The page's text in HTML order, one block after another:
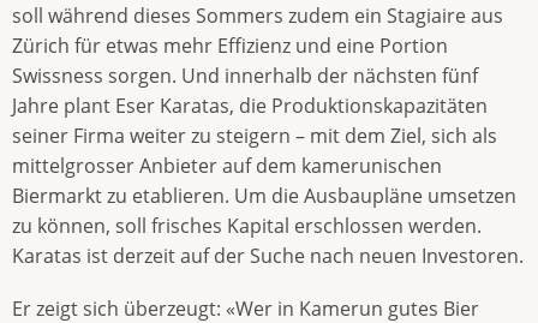
soll während dieses Sommers zudem ein Stagiaire aus
Zürich für etwas mehr Effizienz und eine Portion
Swissness sorgen. Und innerhalb der nächsten fünf
Jahre plant Eser Karatas, die Produktionskapazitäten
seiner Firma weiter zu steigern – mit dem Ziel, sich als
mittelgrosser Anbieter auf dem kamerunischen
Biermarkt zu etablieren. Um die Ausbaupläne umsetzen
zu können, soll frisches Kapital erschlossen werden.
Karatas ist derzeit auf der Suche nach neuen Investoren.
Er zeigt sich überzeugt: «Wer in Kamerun gutes Bier